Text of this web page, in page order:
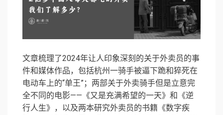
文章梳理了2024年让人印象深刻的关于外卖员的事
件和媒体作品，包括杭州一骑手被逼下跪和猝死在
电动车上的“单王”；两部关于外卖骑手但是立意完
全不同的电影——《又是充满希望的一天》和《逆
行人生》，以及两本研究外卖员的书籍《数字疾